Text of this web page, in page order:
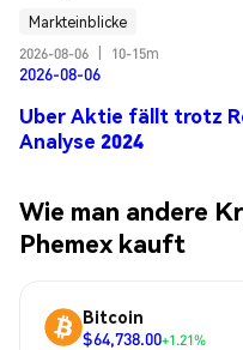
Markteinblicke
2026-08-06
10-15m
2026-08-06
Uber Aktie fällt trotz
Analyse 2024
Wie man andere
Phemex kauft
Bitcoin
$64,738.00+1.21%